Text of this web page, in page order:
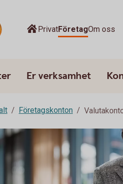
PrivatFöretagOm oss
Er verksamhet
Företagskonton